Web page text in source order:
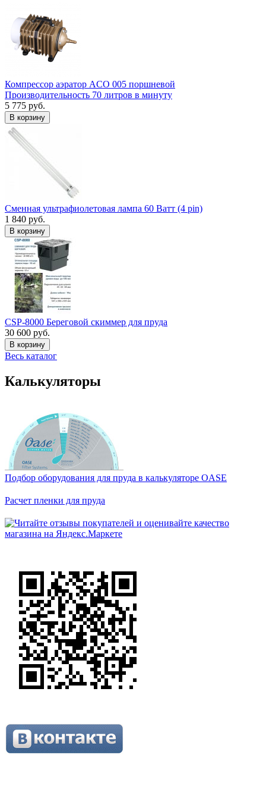
Компрессор аэратор ACO 005 поршневой
Производительность 70 литров в минуту
5 775 руб.
В корзину
Сменная ультрафиолетовая лампа 60 Ватт (4 pin)
1 840 руб.
В корзину
CSP-8000 Береговой скиммер для пруда
30 600 руб.
В корзину
Весь каталог
Калькуляторы
Подбор оборудования для пруда в калькуляторе OASE
Расчет пленки для пруда